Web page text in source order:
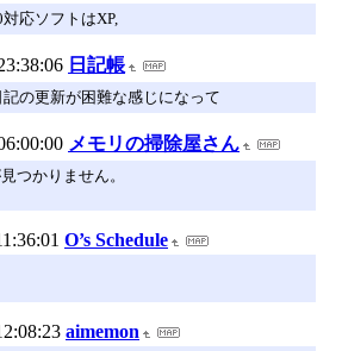
応ソフトはXP,
日記帳
の更新が困難な感じになって
メモリの掃除屋さん
つかりません。
O’s Schedule
aimemon